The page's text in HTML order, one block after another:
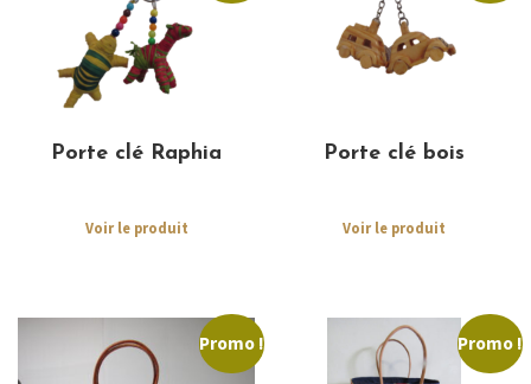
Porte clé Raphia
Voir le produit
Porte clé bois
Voir le produit
Promo ! Promo !